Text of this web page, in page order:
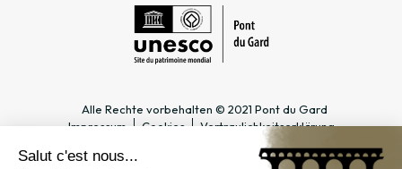
Alle Rechte vorbehalten © 2021 Pont du Gard
Impressum
Cookies Vertraulichkeitserklärung